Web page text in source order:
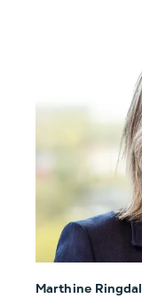
Marthine Ringdal